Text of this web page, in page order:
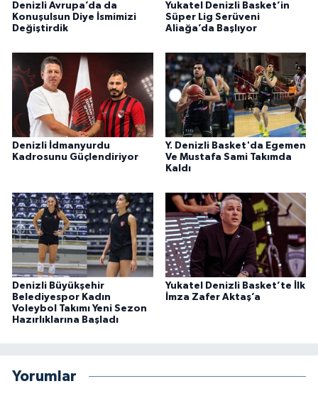
Denizli Avrupa’da da
Konuşulsun Diye İsmimizi
Değiştirdik
Yukatel Denizli Basket’in
Süper Lig Serüveni
Aliağa’da Başlıyor
Denizli İdmanyurdu
Kadrosunu Güçlendiriyor
Y. Denizli Basket'da Egemen
Ve Mustafa Sami Takımda
Kaldı
Denizli Büyükşehir
Belediyespor Kadın
Voleybol Takımı Yeni Sezon
Hazırlıklarına Başladı
Yukatel Denizli Basket’te İlk
İmza Zafer Aktaş’a
Yorumlar